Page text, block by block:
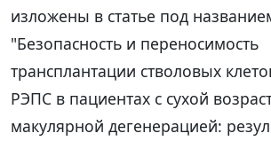
изложены в статье под
"Безопасность и переносимость
трансплантации стволовых
РЭПС в пациентах с сухой
макулярной дегенерацией: